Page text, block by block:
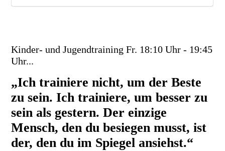
Kinder- und Jugendtraining Fr. 18:10 Uhr - 19:45
Uhr...
„Ich trainiere nicht, um der Beste
zu sein. Ich trainiere, um besser zu
sein als gestern. Der einzige
Mensch, den du besiegen musst, ist
der, den du im Spiegel ansiehst.“